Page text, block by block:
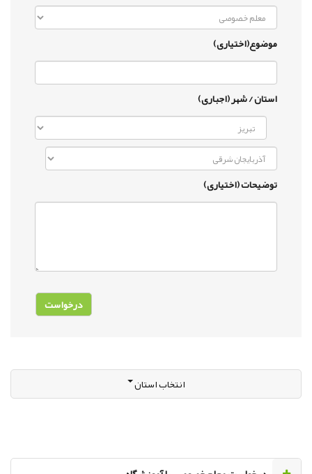
موضوع(اختیاری)
استان / شهر (اجباری)
توضیحات (اختیاری)
انتخاب استان